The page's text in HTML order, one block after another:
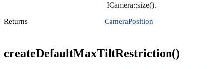
ICamera::size().
Returns CameraPosition
createDefaultMaxTiltRestriction()